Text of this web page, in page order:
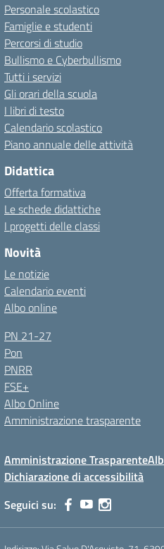
Personale scolastico
Famiglie e studenti
Percorsi di studio
Bullismo e Cyberbullismo
Tutti i servizi
Gli orari della scuola
I libri di testo
Calendario scolastico
Piano annuale delle attività
Didattica
Offerta formativa
Le schede didattiche
I progetti delle classi
Novità
Le notizie
Calendario eventi
Albo online
PN 21-27
Pon
PNRR
FSE+
Albo Online
Amministrazione trasparente
Amministrazione Trasparente
Dichiarazione di accessibilità
Seguici su: